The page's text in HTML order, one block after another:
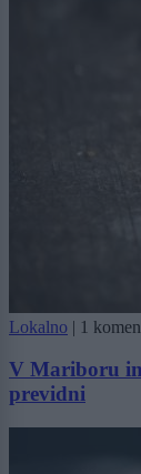
Lokalno | 1
V Mariboru in
previdni